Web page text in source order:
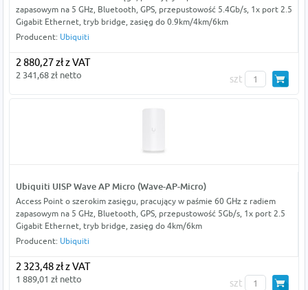
zapasowym na 5 GHz, Bluetooth, GPS, przepustowość 5.4Gb/s, 1x port 2.5
Gigabit Ethernet, tryb bridge, zasięg do 0.9km/4km/6km
Producent: Ubiquiti
2 880,27 zł z VAT
2 341,68 zł netto szt
Ubiquiti UISP Wave AP Micro (Wave-AP-Micro)
Access Point o szerokim zasięgu, pracujący w paśmie 60 GHz z radiem
zapasowym na 5 GHz, Bluetooth, GPS, przepustowość 5Gb/s, 1x port 2.5
Gigabit Ethernet, tryb bridge, zasięg do 4km/6km
Producent: Ubiquiti
2 323,48 zł z VAT
1 889,01 zł netto szt